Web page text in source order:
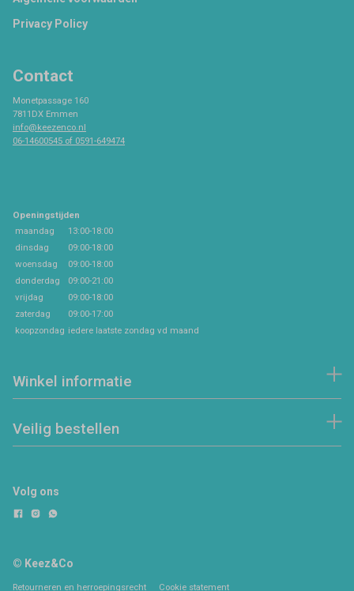
Privacy Policy
Contact
Monetpassage 160
7811DX Emmen
info@keezenco.nl
06-14600545 of 0591-649474
Openingstijden
maandag
13:00-18:00
dinsdag
09:00-18:00
woensdag
09:00-18:00
donderdag
09:00-21:00
vrijdag
09:00-18:00
zaterdag
09:00-17:00
koopzondag iedere laatste zondag vd maand
Winkel informatie
Veilig bestellen
Volg ons
© Keez&Co
Retourneren en herroepingsrecht Cookie statement